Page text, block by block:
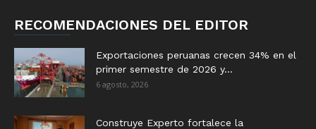
RECOMENDACIONES DEL EDITOR
Exportaciones peruanas crecen 34% en el
primer semestre de 2026 y...
6 agosto, 2026
Construye Experto fortalece la